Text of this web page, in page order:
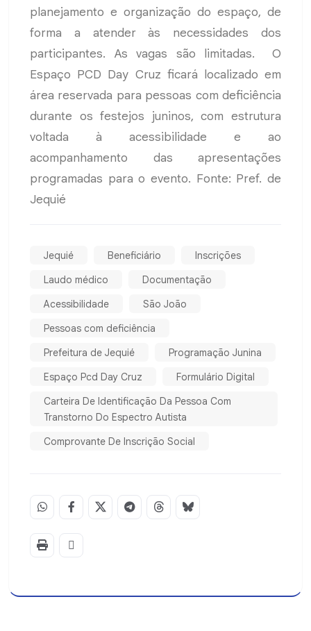
planejamento e organização do espaço, de
forma a atender às necessidades dos
participantes. As vagas são limitadas. O
Espaço PCD Day Cruz ficará localizado em
área reservada para pessoas com deficiência
durante os festejos juninos, com estrutura
voltada à acessibilidade e ao
acompanhamento das apresentações
programadas para o evento. Fonte: Pref. de
Jequié
Jequié Beneficiário
Inscrições
Laudo médico
Documentação
Acessibilidade
São João
Pessoas com deficiência
Prefeitura de Jequié
Programação Junina
Espaço Pcd Day Cruz
Formulário Digital
Carteira De Identificação Da Pessoa Com
Transtorno Do Espectro Autista
Comprovante De Inscrição Social